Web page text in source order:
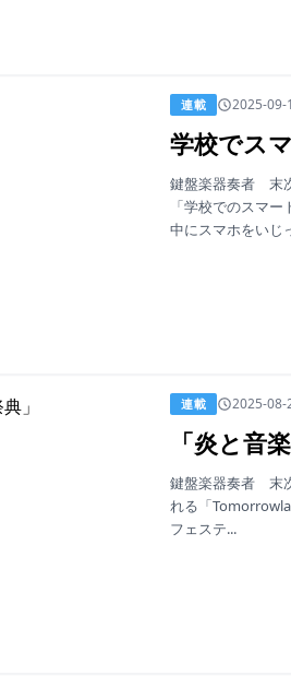
連載 2025-09-
学校でス
鍵盤楽器奏者 末
「学校でのスマ
中にスマホをいじ
連載 2025-08-
「炎と音
鍵盤楽器奏者 末
れる「
フェステ...